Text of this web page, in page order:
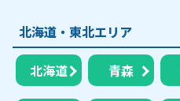
北海道・東北エリア
北海道 青森